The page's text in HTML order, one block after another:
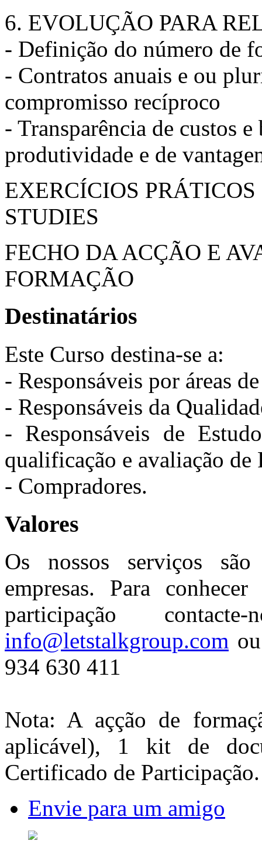
6. EVOLUÇÃO PARA
- Definição do número de
- Contratos anuais e ou
compromisso recíproco
- Transparência de custos
produtividade e de
EXERCÍCIOS
STUDIES
FECHO DA ACÇÃO E
FORMAÇÃO
Destinatários
Este Curso destina-se a:
- Responsáveis por áreas
- Responsáveis da
- Responsáveis de
qualificação e avaliação
- Compradores.
Valores
Os nossos serviços
empresas. Para
participação
info@letstalkgroup.com
934 630 411
Nota: A açção de
aplicável), 1 kit de
Certificado de Participação.
Envie para um amigo